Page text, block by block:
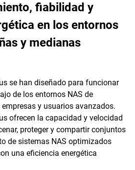
fiabilidad y
en los entornos
y medianas
se han diseñado para funcionar
de los entornos NAS de
y usuarios avanzados.
ofrecen la capacidad y velocidad
proteger y compartir conjuntos
de sistemas NAS optimizados
una eficiencia energética